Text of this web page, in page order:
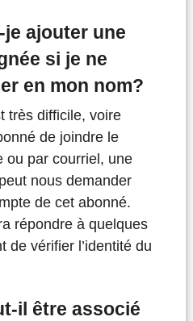
ajouter une
si je ne
en mon nom?
très difficile, voire
de joindre le
ou par courriel, une
nous demander
de cet abonné.
répondre à quelques
de vérifier l’identité du
il être associé